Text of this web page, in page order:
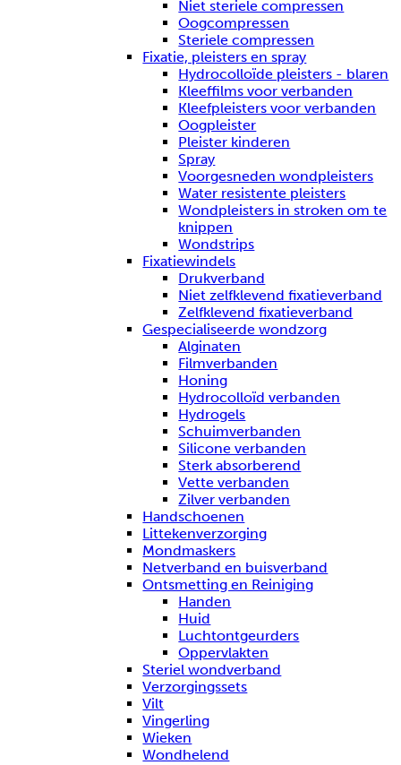
Niet steriele compressen
Oogcompressen
Steriele compressen
Fixatie, pleisters en spray
Hydrocolloïde pleisters - blaren
Kleeffilms voor verbanden
Kleefpleisters voor verbanden
Oogpleister
Pleister kinderen
Spray
Voorgesneden wondpleisters
Water resistente pleisters
Wondpleisters in stroken om te
knippen
Wondstrips
Fixatiewindels
Drukverband
Niet zelfklevend fixatieverband
Zelfklevend fixatieverband
Gespecialiseerde wondzorg
Alginaten
Filmverbanden
Honing
Hydrocolloïd verbanden
Hydrogels
Schuimverbanden
Silicone verbanden
Sterk absorberend
Vette verbanden
Zilver verbanden
Handschoenen
Littekenverzorging
Mondmaskers
Netverband en buisverband
Ontsmetting en Reiniging
Handen
Huid
Luchtontgeurders
Oppervlakten
Steriel wondverband
Verzorgingssets
Vilt
Vingerling
Wieken
Wondhelend